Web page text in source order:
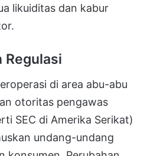
likuiditas dan kabur
Regulasi
di area abu-abu
otoritas pengawas
SEC di Amerika Serikat)
undang-undang